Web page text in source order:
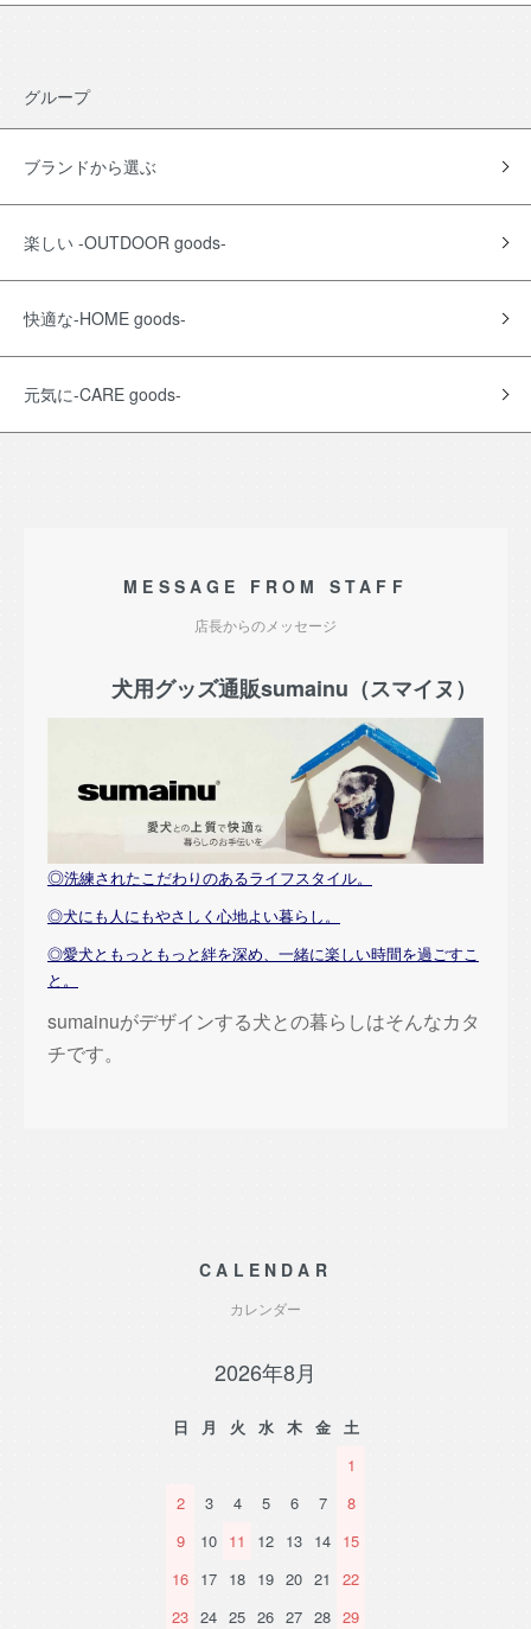
グループ
ブランドから選ぶ
楽しい -OUTDOOR goods-
快適な-HOME goods-
元気に-CARE goods-
MESSAGE FROM STAFF
店長からのメッセージ
犬用グッズ通販sumainu（スマイヌ）
◎洗練されたこだわりのあるライフスタイル。
◎犬にも人にもやさしく心地よい暮らし。
◎愛犬ともっともっと絆を深め、一緒に楽しい時間を過ごすこ
と。
sumainuがデザインする犬との暮らしはそんなカタ
チです。
CALENDAR
カレンダー
2026年8月
日 月 火 水 木 金
土
1
2
3 4 5 6 7
8
9
10 11 12 13 14 15
16 17 18 19 20 21
22
23 24 25 26 27 28 29